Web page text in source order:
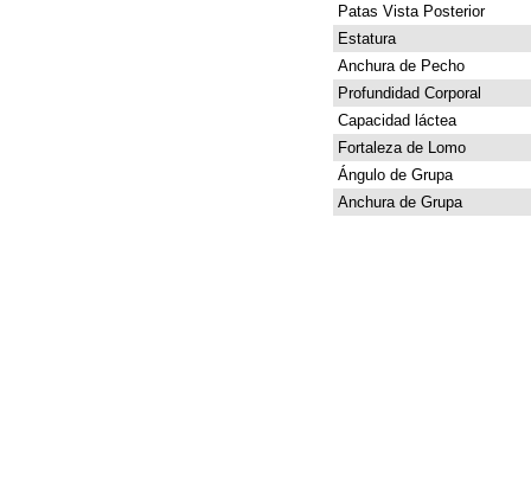
Patas Vista Posterior
Estatura
Anchura de Pecho
Profundidad Corporal
Capacidad láctea
Fortaleza de Lomo
Ángulo de Grupa
Anchura de Grupa